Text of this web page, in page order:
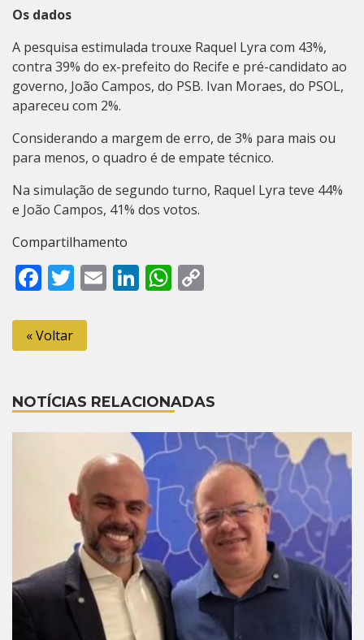
Os dados
A pesquisa estimulada trouxe Raquel Lyra com 43%,
contra 39% do ex-prefeito do Recife e pré-candidato ao
governo, João Campos, do PSB. Ivan Moraes, do PSOL,
apareceu com 2%.
Considerando a margem de erro, de 3% para mais ou
para menos, o quadro é de empate técnico.
Na simulação de segundo turno, Raquel Lyra teve 44%
e João Campos, 41% dos votos.
Compartilhamento
Facebook
Twitter
EmailLinkedIn
WhatsApp
« Voltar
NOTÍCIAS RELACIONADAS